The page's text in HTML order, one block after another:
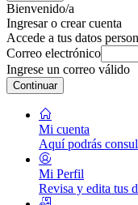
Bienvenido/a
Ingresar o crear cuenta
Accede a tus datos
Correo electrónico
Ingrese un correo válido
Continuar
Mi cuenta
Aquí podrás
Mi Perfil
Revisa y edita tus